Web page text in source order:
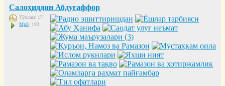
Салоҳиддин Абдуғаффор
Тўплам: 17
Mp3: 193